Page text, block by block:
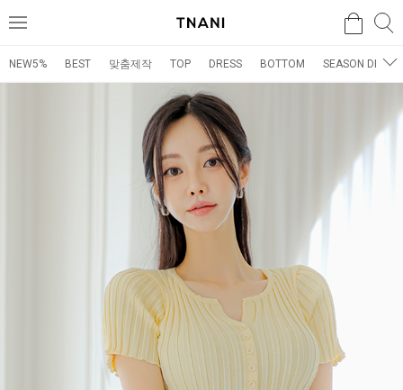
메
검색
NEW5% BEST 맞춤제작 TOP DRESS BOTTOM SEASON DRESS